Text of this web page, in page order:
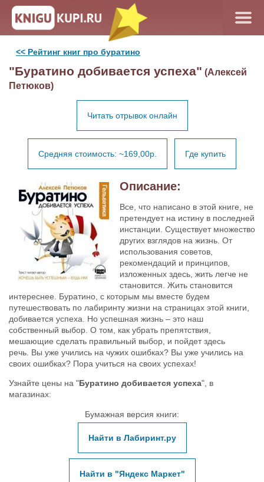
<< Рейтинг книг про буратино
"Буратино добивается успеха" (Алексей
Петюков)
Читать отрывок онлайн
Средняя стоимость: ~169,00р. Где купить
Описание:
Все, что написано в этой книге, не
претендует на истину в последней
инстанции. Существует множество
других взглядов на жизнь. От
использования советов,
рекомендаций и принципов,
изложенных здесь, жить легче не
становится. Жить становится
интереснее. Буратино, с которым мы вместе будем
путешествовать по лабиринту жизни на страницах этой книги,
добивается успеха. Но успешная жизнь – это наш
собственный выбор. О том, как убрать препятствия,
мешающие сделать правильный выбор, и пойдет здесь
речь. Вы уже учились на чужих ошибках? Вы уже учились на
своих ошибках? Пора учиться на своих успехах!
Узнайте цены на "Буратино добивается успеха", в
магазинах:
Бумажная версия книги:
Найти в Лабиринт.ру
Найти в "Яндекс Маркет"